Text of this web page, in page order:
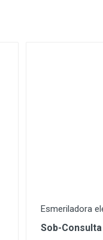
Esmeriladora
Sob-Consulta